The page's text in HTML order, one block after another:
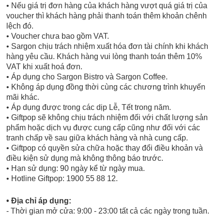
• Nếu giá trị đơn hàng của khách hàng vượt quá giá trị của
voucher thì khách hàng phải thanh toán thêm khoản chênh
lệch đó.
• Voucher chưa bao gồm VAT.
• Sargon chịu trách nhiệm xuất hóa đơn tài chính khi khách
hàng yêu cầu. Khách hàng vui lòng thanh toán thêm 10%
VAT khi xuất hoá đơn.
• Áp dụng cho Sargon Bistro và Sargon Coffee.
• Không áp dụng đồng thời cùng các chương trình khuyến
mãi khác.
• Áp dụng được trong các dịp Lễ, Tết trong năm.
• Giftpop sẽ không chịu trách nhiệm đối với chất lượng sản
phẩm hoặc dịch vụ được cung cấp cũng như đối với các
tranh chấp về sau giữa khách hàng và nhà cung cấp.
• Giftpop có quyền sửa chữa hoặc thay đổi điều khoản và
điều kiện sử dụng mà không thông báo trước.
• Hạn sử dụng: 90 ngày kể từ ngày mua.
• Hotline Giftpop: 1900 55 88 12.
• Địa chỉ áp dụng:
- Thời gian mở cửa: 9:00 - 23:00 tất cả các ngày trong tuần.